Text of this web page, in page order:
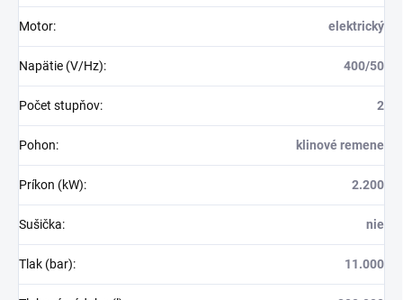
Motor: elektrický
Napätie (V/Hz): 400/50
Počet stupňov: 2
Pohon: klinové remene
Príkon (kW): 2.200
Sušička: nie
Tlak (bar): 11.000